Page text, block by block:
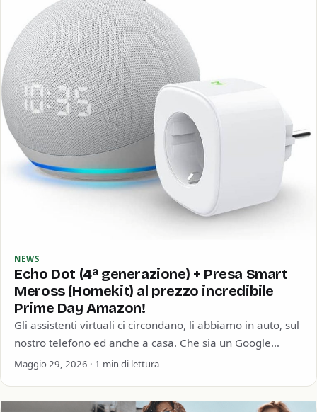
NEWS
Echo Dot (4ª generazione) + Presa Smart
Meross (Homekit) al prezzo incredibile
Prime Day Amazon!
Gli assistenti virtuali ci circondano, li abbiamo in auto, sul
nostro telefono ed anche a casa. Che sia un Google
Home, un…
Maggio 29, 2026 · 1 min di lettura